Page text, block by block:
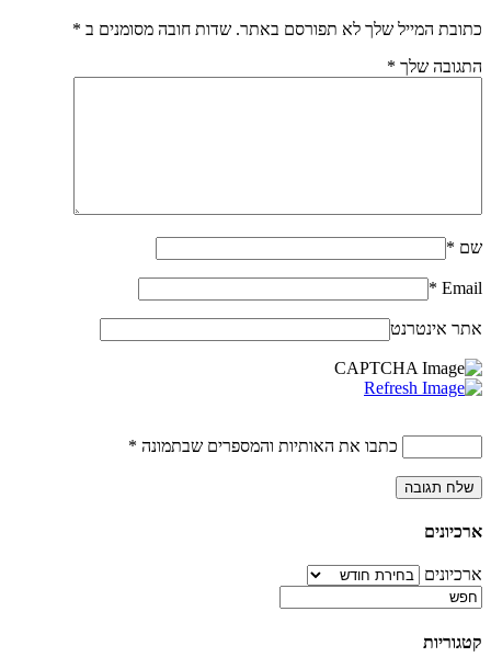
כתובת המייל שלך לא תפורסם באתר. שדות חובה מסומנים ב *
התגובה שלך *
שם *
Email
*
אתר אינטרנט
כתבו את האותיות והמספרים שבתמונה *
ארכיונים
ארכיונים
קטגוריות